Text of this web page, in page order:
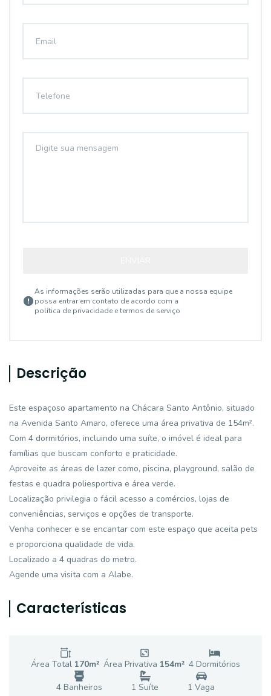
As informações serão utilizadas para que a nossa equipe
possa entrar em contato de acordo com a
política de privacidade e termos de serviço
Descrição
Este espaçoso apartamento na Chácara Santo Antônio, situado
na Avenida Santo Amaro, oferece uma área privativa de 154m².
Com 4 dormitórios, incluindo uma suíte, o imóvel é ideal para
famílias que buscam conforto e praticidade.
Aproveite as áreas de lazer como, piscina, playground, salão de
festas e quadra poliesportiva e área verde.
Localização privilegia o fácil acesso a comércios, lojas de
conveniências, serviços e opções de transporte.
Venha conhecer e se encantar com este espaço que aceita pets
e proporciona qualidade de vida.
Localizado a 4 quadras do metro.
Agende uma visita com a Alabe.
Características
Área Total 170m² Área Privativa 154m² 4 Dormitórios
4 Banheiros 1 Suíte 1 Vaga